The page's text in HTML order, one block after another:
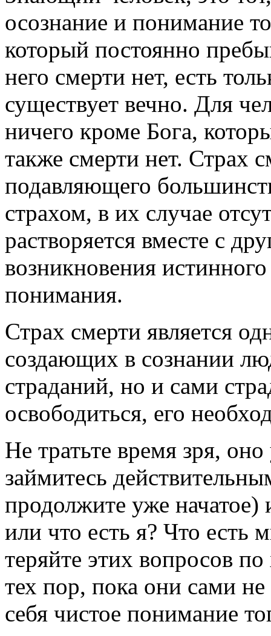
осознание и понимание
который постоянно
него смерти нет, есть
существует вечно. Для
ничего кроме Бога,
также смерти нет. Страх
подавляющего
страхом, в их случае
растворяется вместе с
возникновения
понимания.
Страх смерти является
создающих в сознании
страданий, но и сами
освободиться, его
Не тратьте время зря,
займитесь
продолжите уже начатое)
или что есть я? Что есть
теряйте этих вопросов
тех пор, пока они сами не
себя чистое понимание